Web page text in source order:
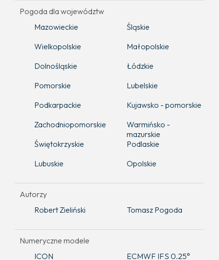
Pogoda dla województw
Mazowieckie
Śląskie
Wielkopolskie
Małopolskie
Dolnośląskie
Łódzkie
Pomorskie
Lubelskie
Podkarpackie
Kujawsko - pomorskie
Zachodniopomorskie
Warmińsko -
mazurskie
Świętokrzyskie
Podlaskie
Lubuskie
Opolskie
Autorzy
Robert Zieliński
Tomasz Pogoda
Numeryczne modele
ICON
ECMWF IFS 0.25°